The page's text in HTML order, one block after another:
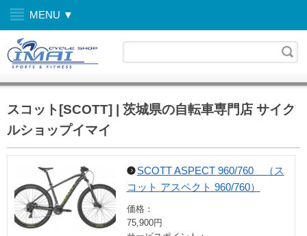
MENU ▼
スコット[SCOTT] | 茨城県の自転車専門店 サイク
ルショップイマイ
SCOTT ASPECT 960/760 （ス
コット アスペクト 960/760）
価格：
75,900円